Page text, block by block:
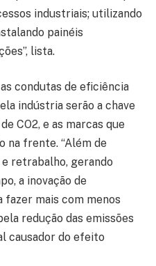
industriais; utilizando
painéis
lista.
condutas de eficiência
indústria serão a chave
CO2, e as marcas que
na frente. “Além de
retrabalho, gerando
a inovação de
mais com menos
redução das emissões
causador do efeito